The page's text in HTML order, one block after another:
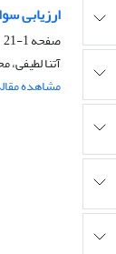
ارزیابی
صفحه1-21
آتنا
مشاهده